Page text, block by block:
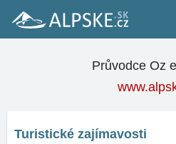
Průvodce Oz
Turistické zajímavosti